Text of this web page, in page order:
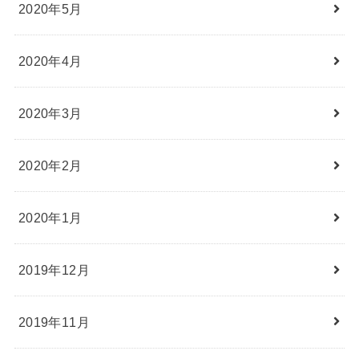
2020年5月
2020年4月
2020年3月
2020年2月
2020年1月
2019年12月
2019年11月